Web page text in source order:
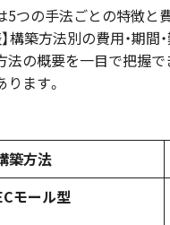
5つの手法ごとの特徴と
構築方法別の費用・期間
法の概要を一目で把握で
ます。
築方法
モール型